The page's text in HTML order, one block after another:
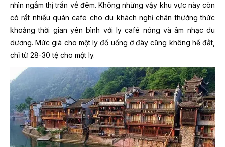
nhìn ngắm thị trấn về đêm. Không những vậy khu vực này còn
có rất nhiều quán cafe cho du khách nghỉ chân thưởng thức
khoảng thời gian yên bình với ly café nóng và âm nhạc du
dương. Mức giá cho một ly đồ uống ở đây cũng không hề đắt,
chỉ từ 28-30 tệ cho một ly.